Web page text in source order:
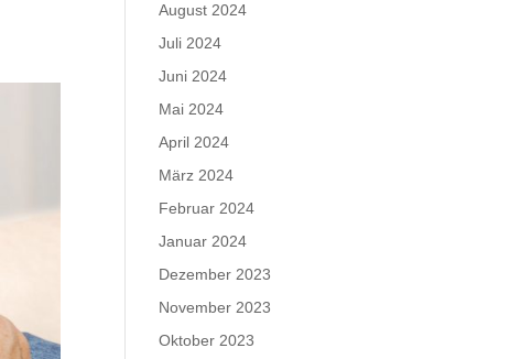
August 2024
Juli 2024
Juni 2024
Mai 2024
April 2024
März 2024
Februar 2024
Januar 2024
Dezember 2023
November 2023
Oktober 2023